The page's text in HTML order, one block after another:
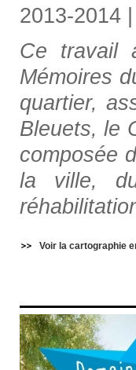
2013-2014
Ce travail
Mémoires
quartier,
Bleuets, le
composée
la ville,
Voir la cartographie